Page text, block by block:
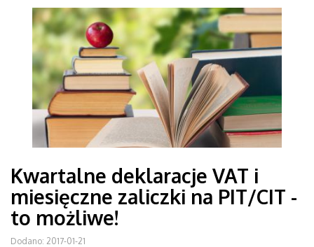
Kwartalne deklaracje VAT i
miesięczne zaliczki na PIT/CIT -
to możliwe!
Dodano: 2017-01-21